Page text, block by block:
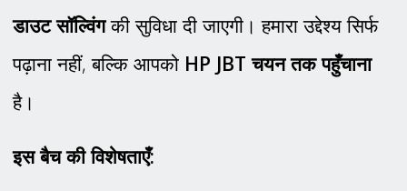
डाउट सॉल्विंगकी सुविधा दी जाएगी। हमारा उद्देश्य सिर्फ
पढ़ाना नहीं, बल्कि आपको HP JBT चयन तक पहुँचाना
है।
इस बैच की विशेषताएँ: